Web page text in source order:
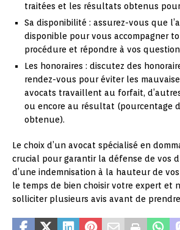
traitées et les résultats obtenus
Sa disponibilité : assurez-vous que
disponible pour vous accompagner
procédure et répondre à vos
Les honoraires : discutez des
rendez-vous pour éviter les
avocats travaillent au forfait,
ou encore au résultat (pourcentage
obtenue).
Le choix d’un avocat spécialisé en
crucial pour garantir la défense de vos
d’une indemnisation à la hauteur de
le temps de bien choisir votre expert et
solliciter plusieurs avis avant de